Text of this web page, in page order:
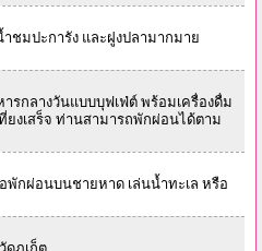
ชมปะการัง และฝูงปลามากมาย
รกลางวันแบบบุฟเฟ่ต์ พร้อมเครื่องดื่ม
ยงเสร็จ ท่านสามารถพักผ่อนได้ตาม
พักผ่อนบนชายหาด เล่นน้ำทะเล หรือ